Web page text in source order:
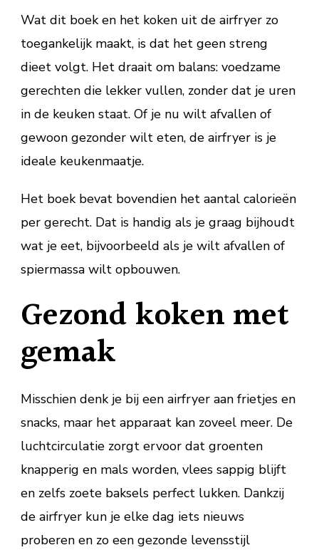
Wat dit boek en het koken uit de airfryer zo
toegankelijk maakt, is dat het geen streng
dieet volgt. Het draait om balans: voedzame
gerechten die lekker vullen, zonder dat je uren
in de keuken staat. Of je nu wilt afvallen of
gewoon gezonder wilt eten, de airfryer is je
ideale keukenmaatje.
Het boek bevat bovendien het aantal calorieën
per gerecht. Dat is handig als je graag bijhoudt
wat je eet, bijvoorbeeld als je wilt afvallen of
spiermassa wilt opbouwen.
Gezond koken met
gemak
Misschien denk je bij een airfryer aan frietjes en
snacks, maar het apparaat kan zoveel meer. De
luchtcirculatie zorgt ervoor dat groenten
knapperig en mals worden, vlees sappig blijft
en zelfs zoete baksels perfect lukken. Dankzij
de airfryer kun je elke dag iets nieuws
proberen en zo een gezonde levensstijl